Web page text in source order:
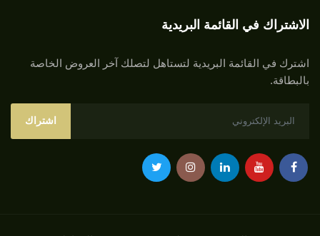
الاشتراك في القائمة البريدية
اشترك في القائمة البريدية لتستاهل لتصلك آخر العروض الخاصة
بالبطاقة.
اشتراك